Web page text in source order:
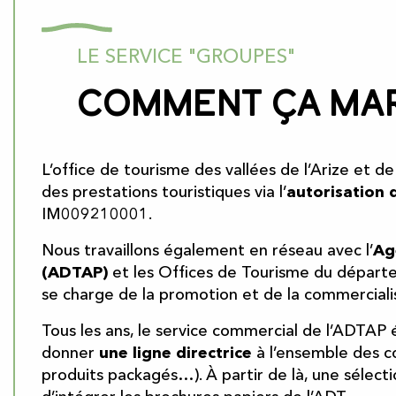
LE SERVICE "GROUPES"
Comment ça
L’office de tourisme des vallées de l’Arize et
des prestations touristiques via l’autorisation
IM009210001.
Nous travaillons également en réseau avec l’
(ADTAP) et les Offices de Tourisme du
se charge de la promotion et de la
Tous les ans, le service commercial de
donner une ligne directrice à l’ensemble des
produits packagés…). À partir de là, une